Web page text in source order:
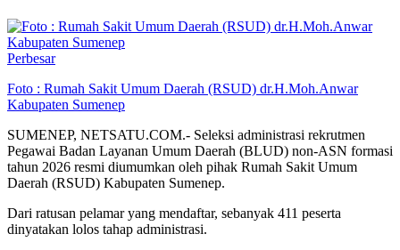
Perbesar
Foto : Rumah Sakit Umum Daerah (RSUD) dr.H.Moh.Anwar
Kabupaten Sumenep
SUMENEP, NETSATU.COM.- Seleksi administrasi rekrutmen
Pegawai Badan Layanan Umum Daerah (BLUD) non-ASN formasi
tahun 2026 resmi diumumkan oleh pihak Rumah Sakit Umum
Daerah (RSUD) Kabupaten Sumenep.
Dari ratusan pelamar yang mendaftar, sebanyak 411 peserta
dinyatakan lolos tahap administrasi.